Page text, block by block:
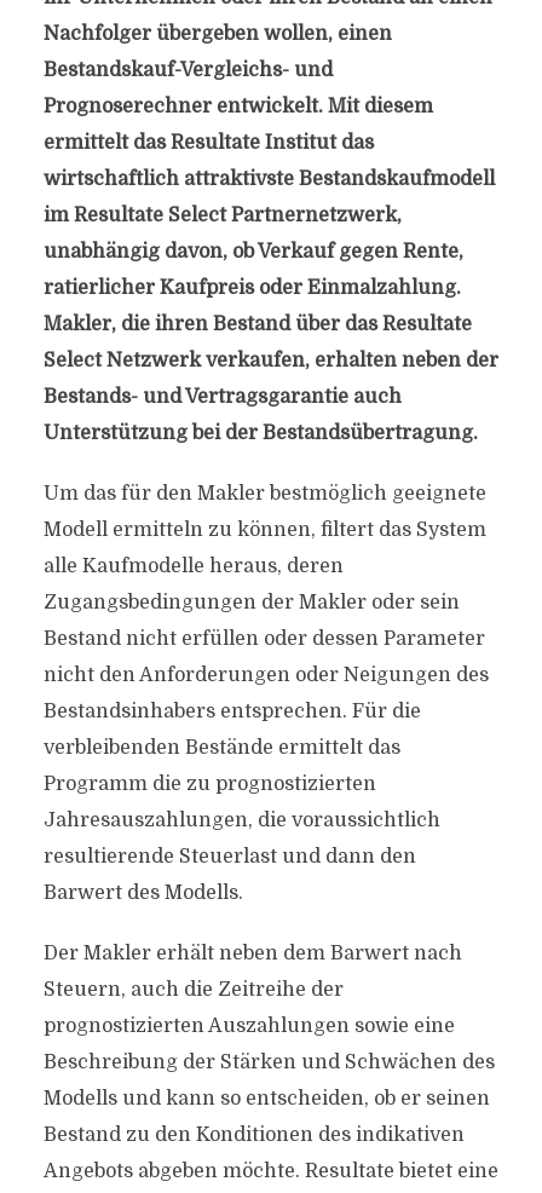
Nachfolger übergeben wollen, einen
Bestandskauf-Vergleichs- und
Prognoserechner entwickelt. Mit diesem
ermittelt das Resultate Institut das
wirtschaftlich attraktivste Bestandskaufmodell
im Resultate Select Partnernetzwerk,
unabhängig davon, ob Verkauf gegen Rente,
ratierlicher Kaufpreis oder Einmalzahlung.
Makler, die ihren Bestand über das Resultate
Select Netzwerk verkaufen, erhalten neben der
Bestands- und Vertragsgarantie auch
Unterstützung bei der Bestandsübertragung.
Um das für den Makler bestmöglich geeignete
Modell ermitteln zu können, filtert das System
alle Kaufmodelle heraus, deren
Zugangsbedingungen der Makler oder sein
Bestand nicht erfüllen oder dessen Parameter
nicht den Anforderungen oder Neigungen des
Bestandsinhabers entsprechen. Für die
verbleibenden Bestände ermittelt das
Programm die zu prognostizierten
Jahresauszahlungen, die voraussichtlich
resultierende Steuerlast und dann den
Barwert des Modells.
Der Makler erhält neben dem Barwert nach
Steuern, auch die Zeitreihe der
prognostizierten Auszahlungen sowie eine
Beschreibung der Stärken und Schwächen des
Modells und kann so entscheiden, ob er seinen
Bestand zu den Konditionen des indikativen
Angebots abgeben möchte. Resultate bietet eine